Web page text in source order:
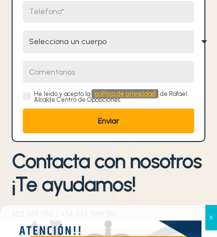
Gestionar el consentimiento
He leído y acepto la política de privacidad
de Rafael
Alcalde Centro de Oposiciones.
Contacta con nosotros
¡Te ayudamos!
info@raoposiciones.com